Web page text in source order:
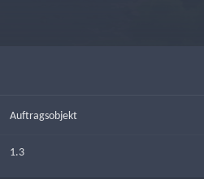
Auftragsobjekt
1.3